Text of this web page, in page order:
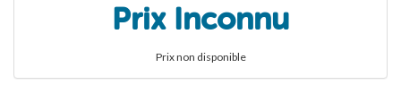
Prix Inconnu
Prix non disponible